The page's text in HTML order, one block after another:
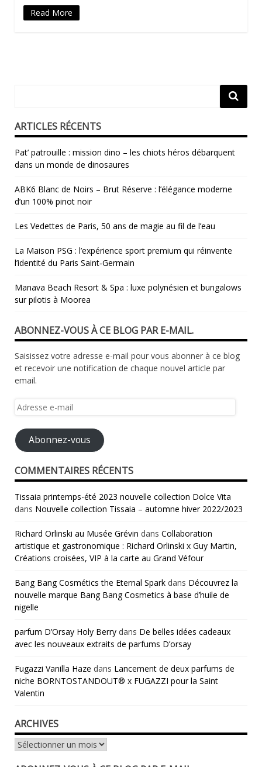
Read More
ARTICLES RÉCENTS
Pat’ patrouille : mission dino – les chiots héros débarquent
dans un monde de dinosaures
ABK6 Blanc de Noirs – Brut Réserve : l’élégance moderne
d’un 100% pinot noir
Les Vedettes de Paris, 50 ans de magie au fil de l’eau
La Maison PSG : l’expérience sport premium qui réinvente
l’identité du Paris Saint‑Germain
Manava Beach Resort & Spa : luxe polynésien et bungalows
sur pilotis à Moorea
ABONNEZ-VOUS À CE BLOG PAR E-MAIL.
Saisissez votre adresse e-mail pour vous abonner à ce blog
et recevoir une notification de chaque nouvel article par
email.
Adresse
mail
Abonnez-vous
COMMENTAIRES RÉCENTS
Tissaia printemps-été 2023 nouvelle collection Dolce Vita
dans Nouvelle collection Tissaia – automne hiver 2022/2023
Richard Orlinski au Musée Grévin dans Collaboration
artistique et gastronomique : Richard Orlinski x Guy Martin,
Créations croisées, VIP à la carte au Grand Véfour
Bang Bang Cosmétics the Eternal Spark dans Découvrez la
nouvelle marque Bang Bang Cosmetics à base d’huile de
nigelle
parfum D’Orsay Holy Berry dans De belles idées cadeaux
avec les nouveaux extraits de parfums D’orsay
Fugazzi Vanilla Haze dans Lancement de deux parfums de
niche BORNTOSTANDOUT® x FUGAZZI pour la Saint
Valentin
ARCHIVES
Archives